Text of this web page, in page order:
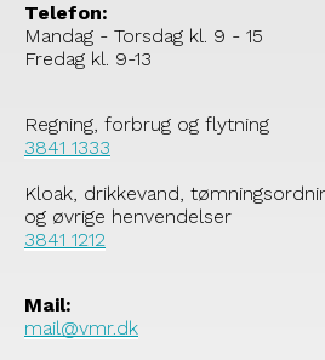
Telefon:
Mandag - Torsdag kl. 9 - 15
Fredag kl. 9-13
Regning, forbrug og flytning
3841 1333
Kloak, drikkevand,
og øvrige henvendelser
3841 1212
Mail:
mail@vmr.dk